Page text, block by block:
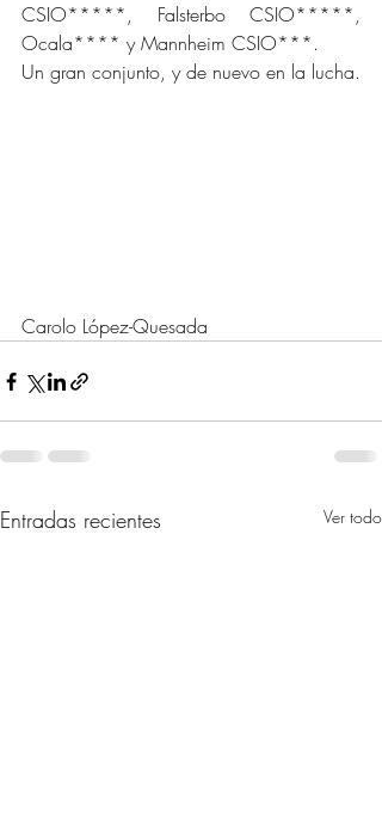
CSIO*****, Falsterbo CSIO*****,
Ocala**** y Mannheim CSIO***.
Un gran conjunto, y de nuevo en la lucha.
Carolo López-Quesada
Entradas recientes Ver todo